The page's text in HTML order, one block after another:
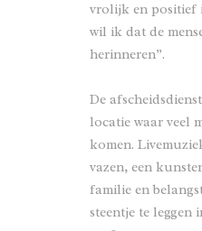
vrolijk en positief
wil ik dat de
herinneren”.
De
locatie waar veel
komen.
vazen, een
familie en
steentje te leggen